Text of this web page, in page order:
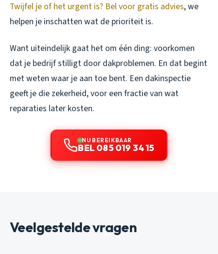
Twijfel je of het urgent is? Bel voor gratis advies, we
helpen je inschatten wat de prioriteit is.
Want uiteindelijk gaat het om één ding: voorkomen
dat je bedrijf stilligt door dakproblemen. En dat begint
met weten waar je aan toe bent. Een dakinspectie
geeft je die zekerheid, voor een fractie van wat
reparaties later kosten.
NU BEREIKBAAR
BEL 085 019 34 15
Veelgestelde vragen